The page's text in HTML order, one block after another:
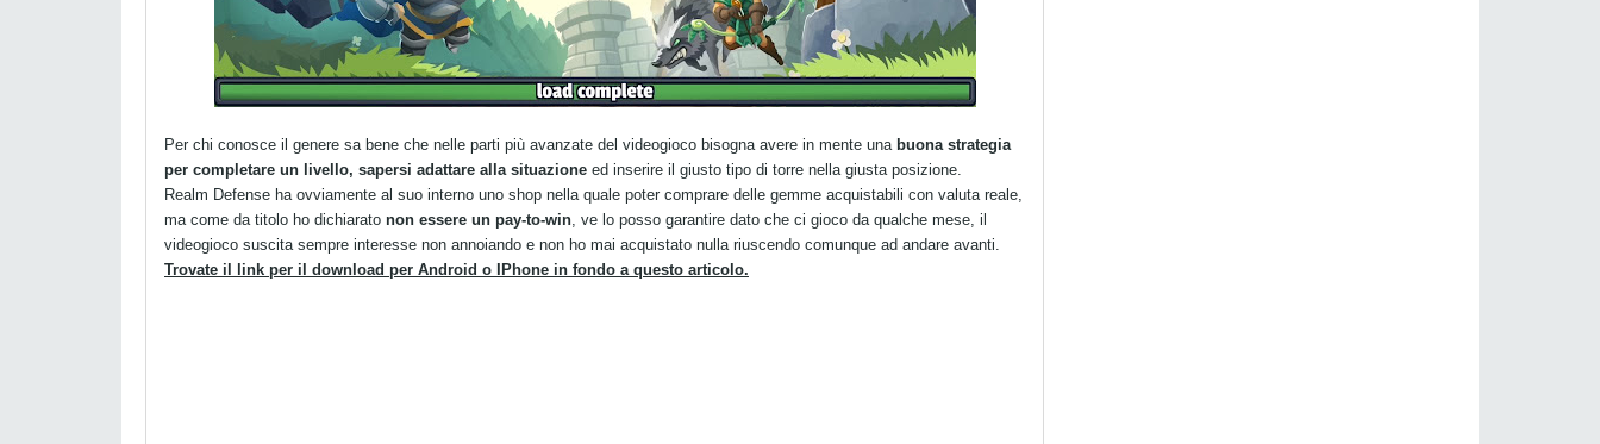
Per chi conosce il genere sa bene che nelle parti più avanzate del videogioco bisogna avere in mente una buona strategia
per completare un livello, sapersi adattare alla situazione ed inserire il giusto tipo di torre nella giusta posizione.
Realm Defense ha ovviamente al suo interno uno shop nella quale poter comprare delle gemme acquistabili con valuta reale,
ma come da titolo ho dichiarato non essere un pay-to-win, ve lo posso garantire dato che ci gioco da qualche mese, il
videogioco suscita sempre interesse non annoiando e non ho mai acquistato nulla riuscendo comunque ad andare avanti.
Trovate il link per il download per Android o IPhone in fondo a questo articolo.